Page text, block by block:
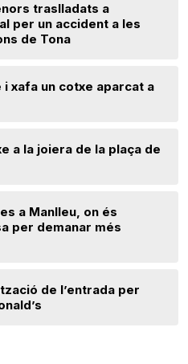
traslladats a
per un accident a les
de Tona
xafa un cotxe aparcat a
a la joiera de la plaça de
a Manlleu, on és
per demanar més
de l’entrada per